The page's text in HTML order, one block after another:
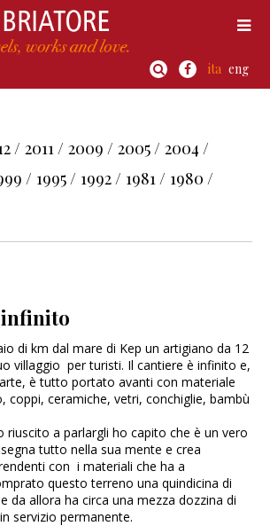
ita eng
/ 2011 / 2009 / 2005 / 2004 /
/ 1995 / 1992 / 1981 / 1980 /
infinito
di km dal mare di Kep un artigiano da 12
villaggio per turisti. Il cantiere è infinito e,
è tutto portato avanti con materiale
coppi, ceramiche, vetri, conchiglie, bambù
riuscito a parlargli ho capito che è un vero
tutto nella sua mente e crea
con i materiali che ha a
questo terreno una quindicina di
da allora ha circa una mezza dozzina di
servizio permanente.